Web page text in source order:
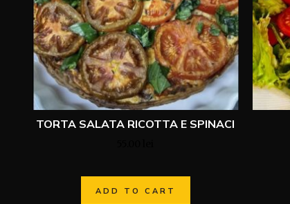
TORTA SALATA RICOTTA E SPINACI
ADD TO CART